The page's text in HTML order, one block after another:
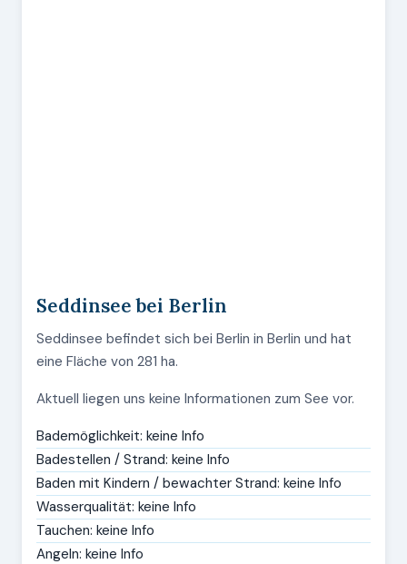
Seddinsee bei Berlin
Seddinsee befindet sich bei Berlin in Berlin und hat
eine Fläche von 281 ha.
Aktuell liegen uns keine Informationen zum See vor.
Bademöglichkeit: keine Info
Badestellen / Strand: keine Info
Baden mit Kindern / bewachter Strand: keine Info
Wasserqualität: keine Info
Tauchen: keine Info
Angeln: keine Info